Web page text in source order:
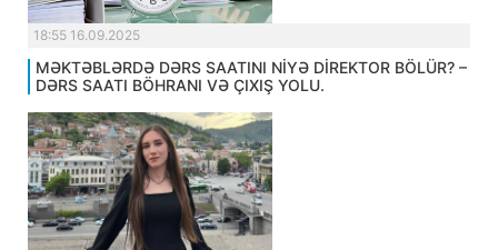
18:55 16.09.2025
MƏKTƏBLƏRDƏ DƏRS SAATINI NİYƏ DİREKTOR BÖLÜR? –
DƏRS SAATI BÖHRANI VƏ ÇIXIŞ YOLU.